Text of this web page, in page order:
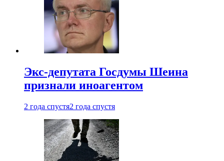
Экс-депутата Госдумы Шеина
признали иноагентом
2 года спустя2 года спустя